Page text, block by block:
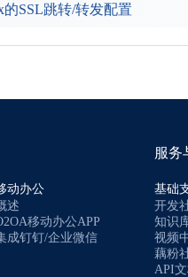
SSL跳转/转发配置
动办公
述
移动办公APP
成钉钉/企业微信
服务
基础
开发
知识
视频
藕粉
API